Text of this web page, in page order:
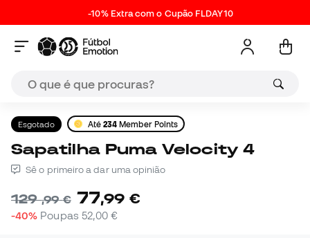
-10% Extra com o Cupão FLDAY10
Esgotado Até 234 Member Points
Sapatilha Puma Velocity 4
Sê o primeiro a dar uma opinião
129,99 € 77,99 €
-40% Poupas 52,00 €